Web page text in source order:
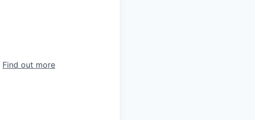
Find out more